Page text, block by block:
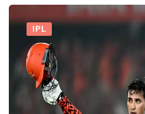
IPL